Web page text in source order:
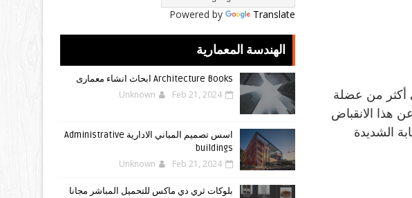
أكثر من عضلة
هذا الانقباض
الشديدة
Powered by Translate
الهندسة المعمارية
Architecture Books ابحاث انشاء معمارى
Unknown Feb 21, 2024
اسس تصميم المباني الادارية Administrative
buildings
Unknown Feb 21, 2024
بلوكات ثري دي ماكس للتحميل المباشر مجانا